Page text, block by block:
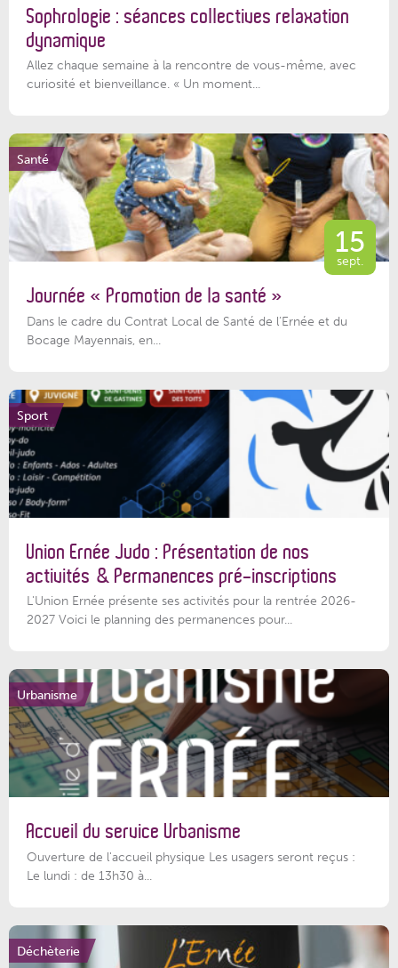
Sophrologie : séances collectives relaxation
dynamique
Allez chaque semaine à la rencontre de vous-même, avec
curiosité et bienveillance. « Un moment...
Santé
15
sept.
Journée « Promotion de la santé »
Dans le cadre du Contrat Local de Santé de l’Ernée et du
Bocage Mayennais, en...
Sport
Union Ernée Judo : Présentation de nos
activités & Permanences pré-inscriptions
L'Union Ernée présente ses activités pour la rentrée 2026-
2027 Voici le planning des permanences pour...
Urbanisme
Accueil du service Urbanisme
Ouverture de l'accueil physique Les usagers seront reçus :
Le lundi : de 13h30 à...
Déchèterie